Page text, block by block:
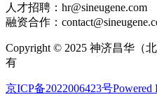
人才招聘：hr@sineugene.com
融资合作：
Copyright © 2025 神济昌华（
有
京ICP备2022006423号